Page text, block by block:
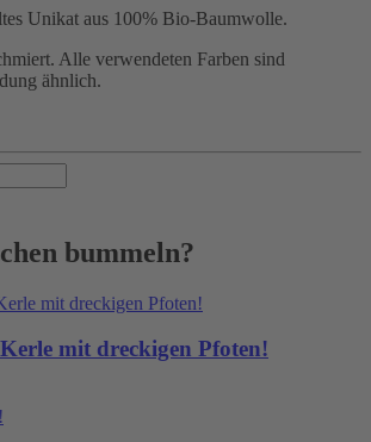
Unikat aus 100% Bio-Baumwolle.
Alle verwendeten Farben sind
ähnlich.
bummeln?
mit dreckigen Pfoten!